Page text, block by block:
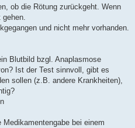
ob die Rötung zurückgeht. Wenn
gehen.
und nicht mehr vorhanden.
Blutbild bzgl. Anaplasmose
Ist der Test sinnvoll, gibt es
sollen (z.B. andere Krankheiten),
bei einem